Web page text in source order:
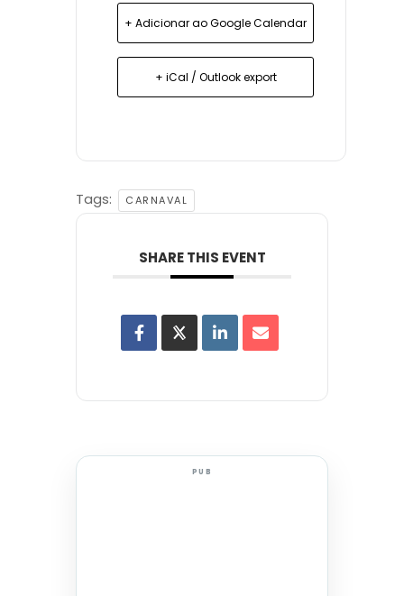
+ Adicionar ao Google Calendar
+ iCal / Outlook export
Tags: CARNAVAL
SHARE THIS EVENT
PUB